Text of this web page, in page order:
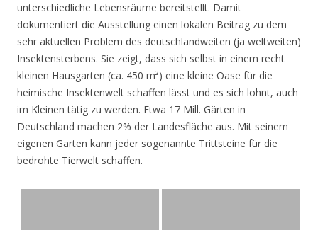
unterschiedliche Lebensräume bereitstellt. Damit
dokumentiert die Ausstellung einen lokalen Beitrag zu dem
sehr aktuellen Problem des deutschlandweiten (ja weltweiten)
Insektensterbens. Sie zeigt, dass sich selbst in einem recht
kleinen Hausgarten (ca. 450 m²) eine kleine Oase für die
heimische Insektenwelt schaffen lässt und es sich lohnt, auch
im Kleinen tätig zu werden. Etwa 17 Mill. Gärten in
Deutschland machen 2% der Landesfläche aus. Mit seinem
eigenen Garten kann jeder sogenannte Trittsteine für die
bedrohte Tierwelt schaffen.